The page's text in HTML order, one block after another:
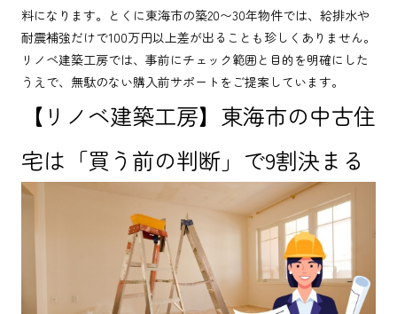
料になります。とくに東海市の築20〜30年物件では、給排水や
耐震補強だけで100万円以上差が出ることも珍しくありません。
リノベ建築工房では、事前にチェック範囲と目的を明確にした
うえで、無駄のない購入前サポートをご提案しています。
【リノベ建築工房】東海市の中古住
宅は「買う前の判断」で9割決まる